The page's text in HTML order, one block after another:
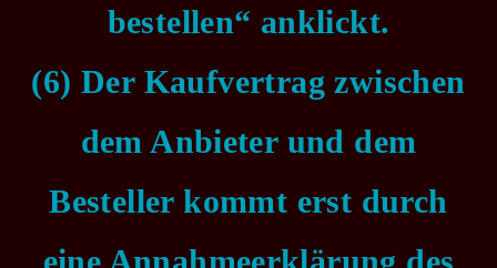
bestellen“ anklickt.
(6) Der Kaufvertrag zwischen
dem Anbieter und dem
Besteller kommt erst durch